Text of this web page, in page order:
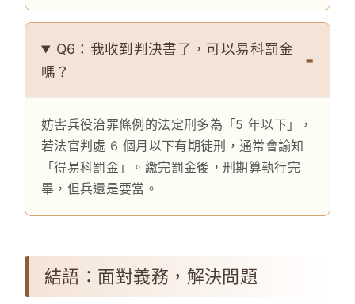
Q6：我收到判決書了，可以易科罰金
嗎？
妨害兵役治罪條例的法定刑多為「5 年以下」，
若法官判處 6 個月以下有期徒刑，通常會諭知
「得易科罰金」。繳完罰金後，刑期算執行完
畢，但兵還是要當。
結語：面對義務，解決問題